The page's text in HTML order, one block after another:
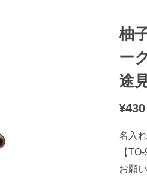
柚
ー
途
¥430
名入
【
お願